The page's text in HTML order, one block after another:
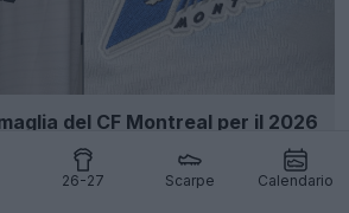
26-27 Scarpe Calendario
del CF Montreal per il 2026
del Montreal Impact